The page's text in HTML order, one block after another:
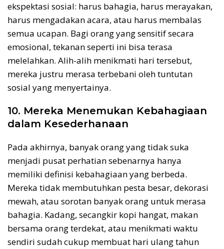
ekspektasi sosial: harus bahagia, harus merayakan,
harus mengadakan acara, atau harus membalas
semua ucapan. Bagi orang yang sensitif secara
emosional, tekanan seperti ini bisa terasa
melelahkan. Alih-alih menikmati hari tersebut,
mereka justru merasa terbebani oleh tuntutan
sosial yang menyertainya.
10. Mereka Menemukan Kebahagiaan
dalam Kesederhanaan
Pada akhirnya, banyak orang yang tidak suka
menjadi pusat perhatian sebenarnya hanya
memiliki definisi kebahagiaan yang berbeda.
Mereka tidak membutuhkan pesta besar, dekorasi
mewah, atau sorotan banyak orang untuk merasa
bahagia. Kadang, secangkir kopi hangat, makan
bersama orang terdekat, atau menikmati waktu
sendiri sudah cukup membuat hari ulang tahun